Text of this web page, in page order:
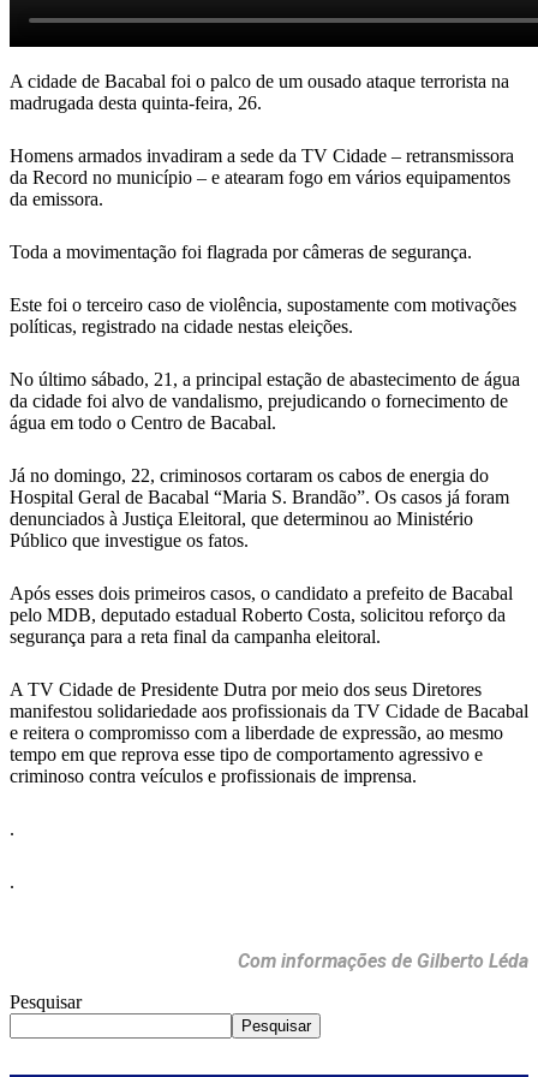
A cidade de Bacabal foi o palco de um ousado ataque terrorista na
madrugada desta quinta-feira, 26.
Homens armados invadiram a sede da TV Cidade – retransmissora
da Record no município – e atearam fogo em vários equipamentos
da emissora.
Toda a movimentação foi flagrada por câmeras de segurança.
Este foi o terceiro caso de violência, supostamente com motivações
políticas, registrado na cidade nestas eleições.
No último sábado, 21, a principal estação de abastecimento de água
da cidade foi alvo de vandalismo, prejudicando o fornecimento de
água em todo o Centro de Bacabal.
Já no domingo, 22, criminosos cortaram os cabos de energia do
Hospital Geral de Bacabal “Maria S. Brandão”. Os casos já foram
denunciados à Justiça Eleitoral, que determinou ao Ministério
Público que investigue os fatos.
Após esses dois primeiros casos, o candidato a prefeito de Bacabal
pelo MDB, deputado estadual Roberto Costa, solicitou reforço da
segurança para a reta final da campanha eleitoral.
A TV Cidade de Presidente Dutra por meio dos seus Diretores
manifestou solidariedade aos profissionais da TV Cidade de Bacabal
e reitera o compromisso com a liberdade de expressão, ao mesmo
tempo em que reprova esse tipo de comportamento agressivo e
criminoso contra veículos e profissionais de imprensa.
.
.
Com informações de Gilberto Léda
Pesquisar
Pesquisar